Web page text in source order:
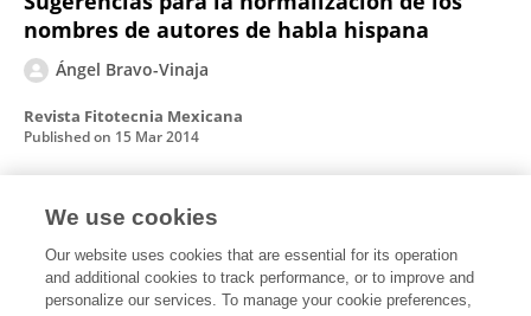
nombres de autores de habla hispana
Ángel Bravo-Vinaja
Revista Fitotecnia Mexicana
Published on 15 Mar 2014
Análisis bibliométrico de la producción
científica de méxico en ciencias agrícolas
durante el periodo 1983-2002
We use cookies
Our website uses cookies that are essential for its operation
and additional cookies to track performance, or to improve and
personalize our services. To manage your cookie preferences,